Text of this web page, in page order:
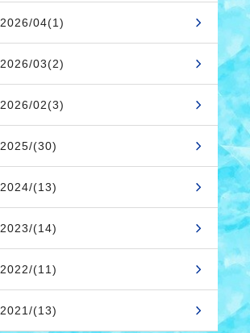
2026/04(1)
2026/03(2)
2026/02(3)
2025/(30)
2024/(13)
2023/(14)
2022/(11)
2021/(13)